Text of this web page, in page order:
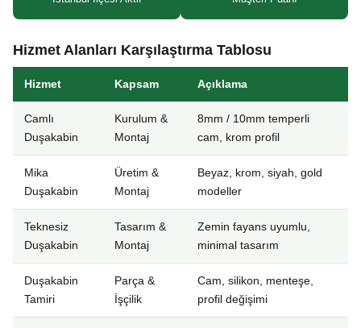
Hizmet Alanları Karşılaştırma Tablosu
Hizmet Kapsam Açıklama
Camlı
Duşakabin
Kurulum &
Montaj
8mm / 10mm temperli
cam, krom profil
Mika
Duşakabin
Üretim &
Montaj
Beyaz, krom, siyah, gold
modeller
Teknesiz
Duşakabin
Tasarım &
Montaj
Zemin fayans uyumlu,
minimal tasarım
Duşakabin
Tamiri
Parça &
İşçilik
Cam, silikon, menteşe,
profil değişimi